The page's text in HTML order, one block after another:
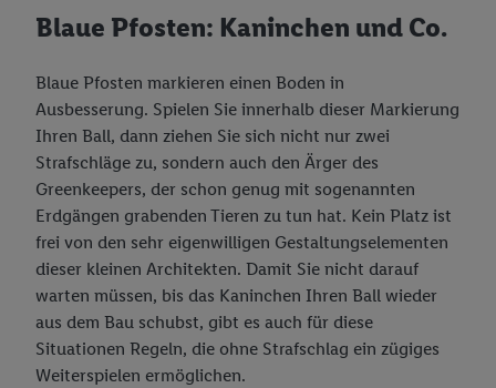
Blaue Pfosten: Kaninchen und Co.
Blaue Pfosten markieren einen Boden in
Ausbesserung. Spielen Sie innerhalb dieser Markierung
Ihren Ball, dann ziehen Sie sich nicht nur zwei
Strafschläge zu, sondern auch den Ärger des
Greenkeepers, der schon genug mit sogenannten
Erdgängen grabenden Tieren zu tun hat. Kein Platz ist
frei von den sehr eigenwilligen Gestaltungselementen
dieser kleinen Architekten. Damit Sie nicht darauf
warten müssen, bis das Kaninchen Ihren Ball wieder
aus dem Bau schubst, gibt es auch für diese
Situationen Regeln, die ohne Strafschlag ein zügiges
Weiterspielen ermöglichen.
Kaufverhalten in den Lidl-Diensten zur Verfügung gestellt,
Werbekampagnen seiner Auftraggeber messen kann.
Die Erstellung personalisierter Werbung basiert auf der
Generierung von auch mit Daten von anderen Diensten
angereicherten Profilen. Dies umfasst die Zusammenführung
von Daten (z.B. über Ihre Nutzung der Lidl-Dienste, Ihr
Kaufverhalten in den Lidl-Diensten, Informationen aus Ihrem
Kundenkonto - z.B. Alter oder Geschlecht - sowie Ihre genauen
Standortdaten) auch über verschiedene Endgeräte und Lidl-
Dienste hinweg einschließlich dem Speichern von und/ oder
dem Zugriff auf Informationen auf Ihren Endgeräten zur
Erstellung von Zielgruppen (sogenannten Segmenten). Im
Zusammenhang mit dem Ausspielen dieser Werbung erfolgen